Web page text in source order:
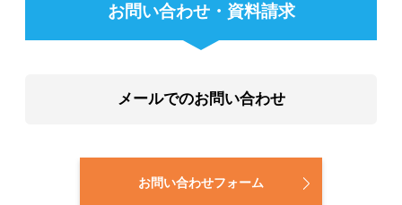
お問い合わせ・資料請求
メールでのお問い合わせ
お問い合わせフォーム